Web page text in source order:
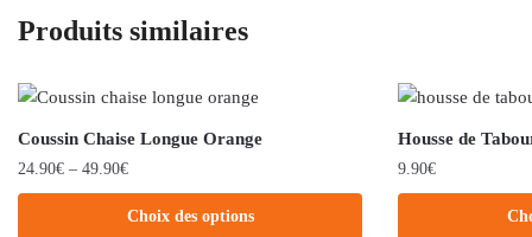
Produits similaires
Coussin Chaise Longue Orange
24.90€ – 49.90€
Choix des options
Housse de
9.90€